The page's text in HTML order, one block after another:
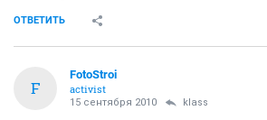
ОТВЕТИТЬ
F
FotoStroi
activist
15 сентября 2010 klass